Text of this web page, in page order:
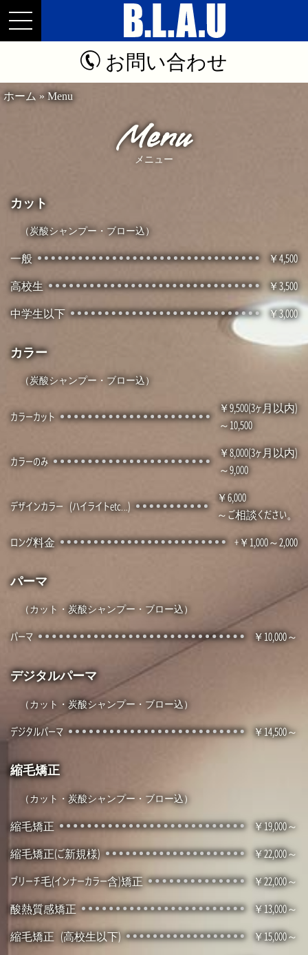
お問い合わせ
ホーム» Menu
Menu
カット
（炭酸シャンプー・ブロー込）
一般
4,500
高校生
3,500
中学生以下
3,000
カラー
（炭酸シャンプー・ブロー込）
カラーカット
9,500(3ヶ月以内)
～10,500
カラーのみ
8,000(3ヶ月以内)
～9,000
デザインカラー (ハイライトetc…)
6,000
～ご相談ください。
ロング料金
+￥1,000～2,000
パーマ
（カット・炭酸シャンプー・ブロー込）
パーマ 10,000～
デジタルパーマ
（カット・炭酸シャンプー・ブロー込）
デジタルパーマ 14,500～
縮毛矯正
（カット・炭酸シャンプー・ブロー込）
縮毛矯正
19,000～
縮毛矯正(ご新規様)
22,000～
ブリーチ毛(インナーカラー含)矯正
22,000～
酸熱質感矯正
13,000～
縮毛矯正 (高校生以下) 15,000～